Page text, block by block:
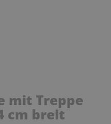
mit Treppe
cm breit